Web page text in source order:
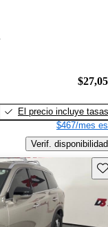
El precio incluye tasas
$467/mes
Verif. disponibilidad